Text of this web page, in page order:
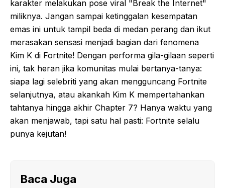
karakter melakukan pose viral "Break the Internet"
miliknya. Jangan sampai ketinggalan kesempatan
emas ini untuk tampil beda di medan perang dan ikut
merasakan sensasi menjadi bagian dari fenomena
Kim K di Fortnite! Dengan performa gila-gilaan seperti
ini, tak heran jika komunitas mulai bertanya-tanya:
siapa lagi selebriti yang akan mengguncang Fortnite
selanjutnya, atau akankah Kim K mempertahankan
tahtanya hingga akhir Chapter 7? Hanya waktu yang
akan menjawab, tapi satu hal pasti: Fortnite selalu
punya kejutan!
Baca Juga